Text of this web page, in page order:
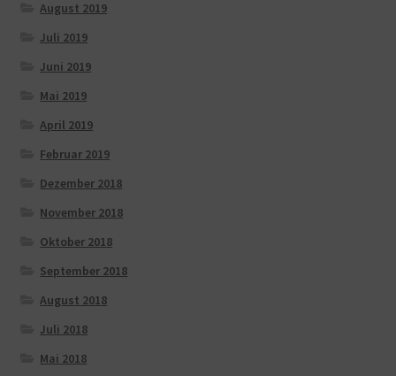
August 2019
Juli 2019
Juni 2019
Mai 2019
April 2019
Februar 2019
Dezember 2018
November 2018
Oktober 2018
September 2018
August 2018
Juli 2018
Mai 2018